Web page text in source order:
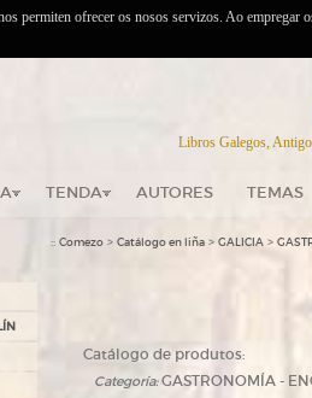
Libros Galegos,
TENDA AUTORES TEMAS
:: Comezo > Catálogo en liña > GALICIA >
Catálogo de produtos:
Categoría:GASTRONOMÍA -
permiten ofrecer os nosos servizos. Ao empregar